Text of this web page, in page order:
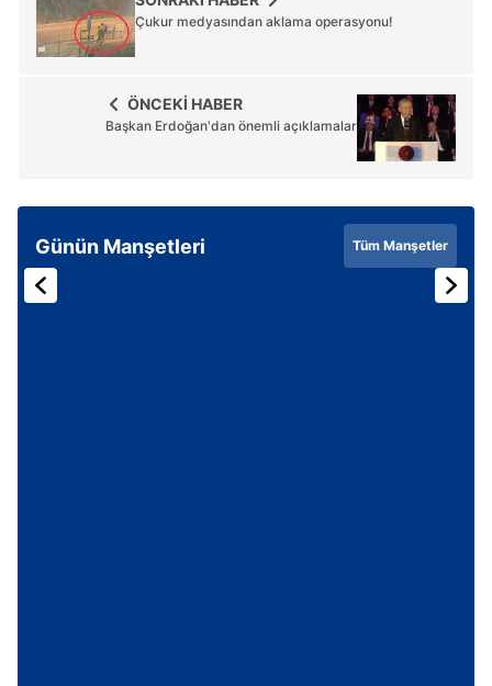
Çukur medyasından aklama operasyonu!
ÖNCEKİ HABER
Başkan Erdoğan'dan önemli açıklamalar
Günün Manşetleri Tüm Manşetler